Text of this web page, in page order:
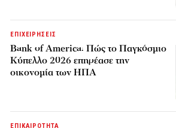
ΕΠΙΧΕΙΡΗΣΕΙΣ
Bank of America: Πώς το Παγκόσμιο
Κύπελλο 2026 επηρέασε την
οικονομία των ΗΠΑ
ΕΠΙΚΑΙΡΟΤΗΤΑ